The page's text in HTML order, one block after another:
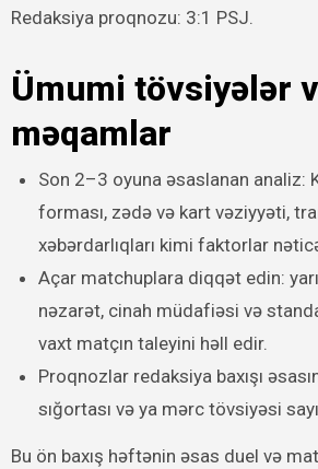
Redaksiya proqnozu: 3:1 PSJ.
Ümumi tövsiyələr
məqamlar
Son 2–3 oyuna əsaslanan analiz:
forması, zədə və kart vəziyyəti,
xəbərdarlıqları kimi faktorlar
Açar matchuplara diqqət edin:
nəzarət, cinah müdafiəsi və
vaxt matçın taleyini həll edir.
Proqnozlar redaksiya baxışı
sığortası və ya mərc tövsiyəsi
Bu ön baxış həftənin əsas duel və